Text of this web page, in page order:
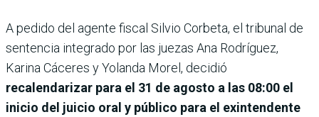
A pedido del agente fiscal Silvio Corbeta, el tribunal de
sentencia integrado por las juezas Ana Rodríguez,
Karina Cáceres y Yolanda Morel, decidió
recalendarizar para el 31 de agosto a las 08:00 el
inicio del juicio oral y público para el exintendente